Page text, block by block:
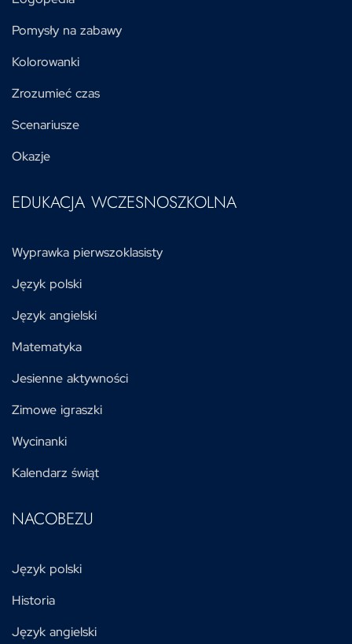
Pomysły na zabawy
Kolorowanki
Zrozumieć czas
Scenariusze
Okazje
EDUKACJA WCZESNOSZKOLNA
Wyprawka pierwszoklasisty
Język polski
Język angielski
Matematyka
Jesienne aktywności
Zimowe igraszki
Wycinanki
Kalendarz świąt
NACOBEZU
Język polski
Historia
Język angielski